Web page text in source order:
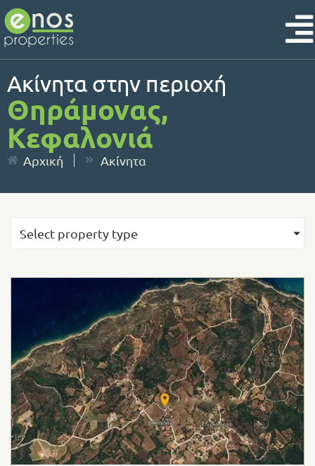
Ακίνητα στην περιοχή
Θηράμονας,
Κεφαλονιά
Αρχική Ακίνητα
Select property type